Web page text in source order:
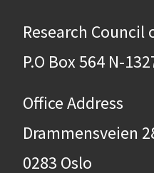
Research Council
P.O Box 564 N-
Office Address
Drammensveien
0283 Oslo